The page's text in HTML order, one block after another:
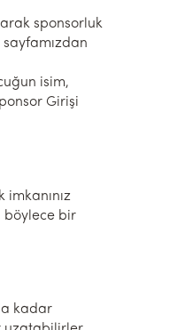
sponsorluk
isim,
Girişi
böylece bir
kadar